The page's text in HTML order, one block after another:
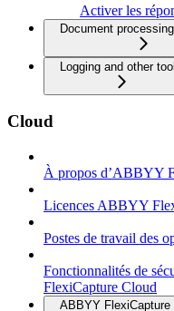
Activer les
Document
Logging and other
Cloud
À propos d’ABBYY
Licences ABBYY
Postes de travail des
Fonctionnalités de
FlexiCapture Cloud
ABBYY FlexiCapture